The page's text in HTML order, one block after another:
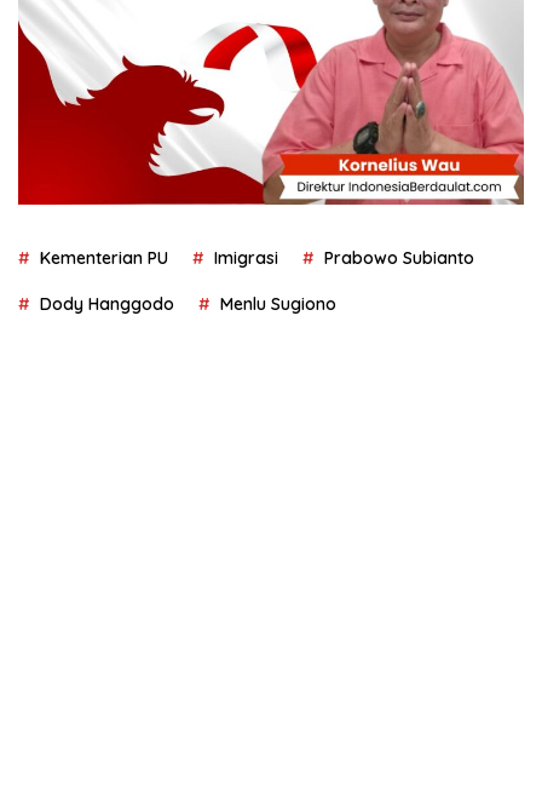
Kementerian PU Imigrasi Prabowo Subianto
Dody Hanggodo Menlu Sugiono